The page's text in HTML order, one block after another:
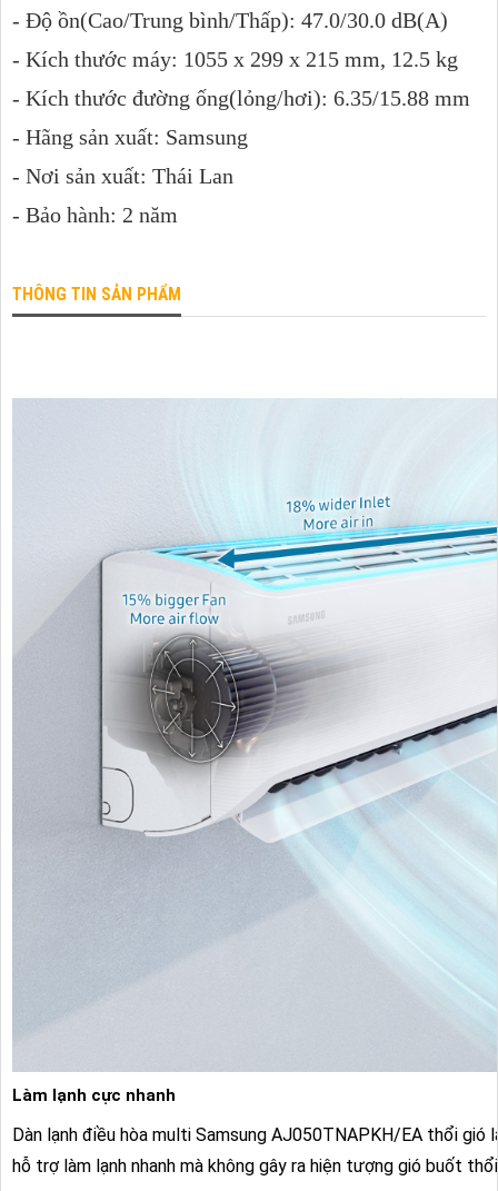
- Độ ồn(Cao/Trung bình/Thấp): 47.0/30.0 dB(A)
- Kích thước máy: 1055 x 299 x 215 mm, 12.5 kg
- Kích thước đường ống(lỏng/hơi): 6.35/15.88 mm
- Hãng sản xuất: Samsung
- Nơi sản xuất: Thái Lan
- Bảo hành: 2 năm
THÔNG TIN SẢN PHẨM
Làm lạnh cực nhanh
Dàn lạnh điều hòa multi Samsung AJ050TNAPKH/EA thổi gió
hỗ trợ làm lạnh nhanh mà không gây ra hiện tượng gió buốt